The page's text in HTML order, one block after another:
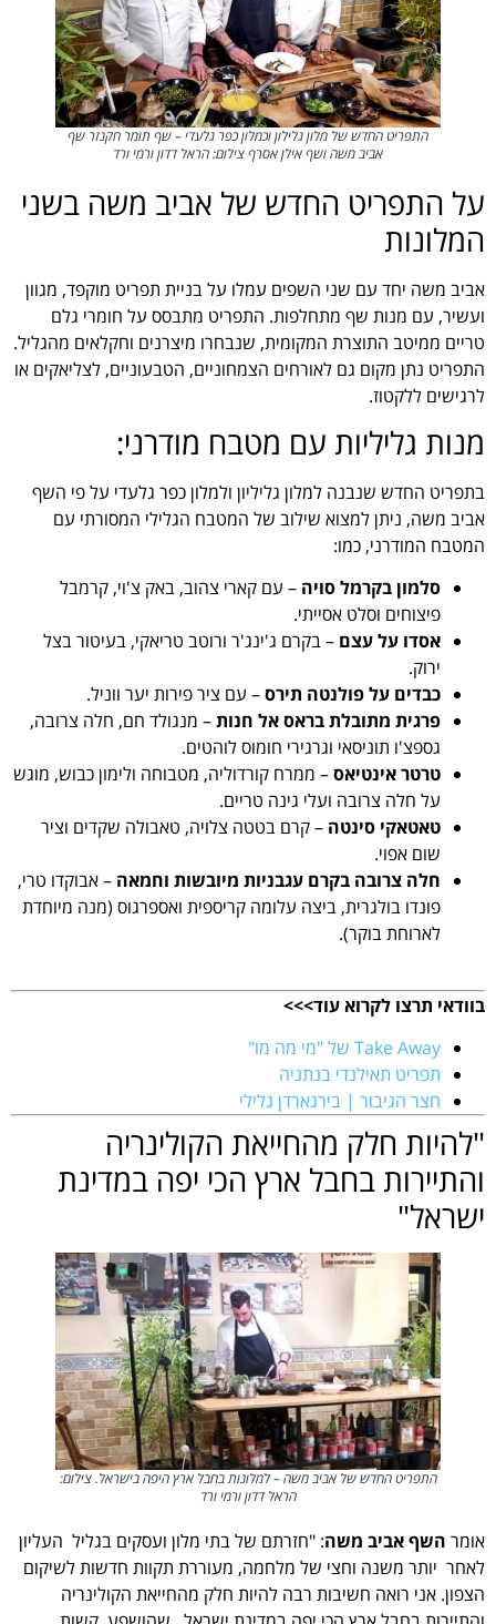
התפריט החדש של מלון גלילון וכמלון כפר גלעדי – שף תומר חקנזר שף
אביב משה ושף אילן אסרף צילום: הראל דדון ורמי ורד
על התפריט החדש של אביב משה בשני
המלונות
אביב משה יחד עם שני השפים עמלו על בניית תפריט מוקפד, מגוון
ועשיר, עם מנות שף מתחלפות. התפריט מתבסס על חומרי גלם
טריים ממיטב התוצרת המקומית, שנבחרו מיצרנים וחקלאים מהגליל.
התפריט נתן מקום גם לאורחים הצמחוניים, הטבעוניים, לצליאקים או
לרגישים ללקטוז.
מנות גליליות עם מטבח מודרני:
בתפריט החדש שנבנה למלון גליליון ולמלון כפר גלעדי על פי השף
אביב משה, ניתן למצוא שילוב של המטבח הגלילי המסורתי עם
המטבח המודרני, כמו:
סלמון בקרמל סויה – עם קארי צהוב, באק צ'וי, קרמבל
פיצוחים וסלט אסייתי.
אסדו על עצם – בקרם ג'ינג'ר ורוטב טריאקי, בעיטור בצל
ירוק.
כבדים על פולנטה תירס– עם ציר פירות יער ווניל.
פרגית מתובלת בראס אל חנות– מנגולד חם, חלה צרובה,
גספצ'ו תוניסאי וגרגירי חומוס לוהטים.
טרטר אינטיאס– ממרח קורדוליה, מטבוחה ולימון כבוש, מוגש
על חלה צרובה ועלי גינה טריים.
טאטאקי סינטה – קרם בטטה צלויה, טאבולה שקדים וציר
שום אפוי.
חלה צרובה בקרם עגבניות מיובשות וחמאה – אבוקדו טרי,
פונדו בולגרית, ביצה עלומה קריספית ואספרגוס (מנה מיוחדת
לארוחת בוקר).
בוודאי תרצו לקרוא עוד>>>
Take Away של "מי מה מו"
תפריט תאילנדי בנתניה
חצר הגיבור | בירגארדן גלילי
"להיות חלק מהחייאת הקולינריה
והתיירות בחבל ארץ הכי יפה במדינת
ישראל"
התפריט החדש של אביב משה – למלונות בחבל ארץ היפה בישראל. צילום:
הראל דדון ורמי ורד
אומר השף אביב משה: "חזרתם של בתי מלון ועסקים בגליל העליון
לאחר יותר משנה וחצי של מלחמה, מעוררת תקוות חדשות לשיקום
הצפון. אני רואה חשיבות רבה להיות חלק מהחייאת הקולינריה